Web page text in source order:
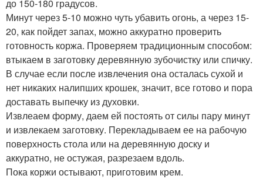
до 150-180 градусов.
Минут через 5-10 можно чуть убавить огонь, а через 15-
20, как пойдет запах, можно аккуратно проверить
готовность коржа. Проверяем традиционным способом:
втыкаем в заготовку деревянную зубочистку или спичку.
В случае если после извлечения она осталась сухой и
нет никаких налипших крошек, значит, все готово и пора
доставать выпечку из духовки.
Извлеаем форму, даем ей постоять от силы пару минут
и извлекаем заготовку. Перекладываем ее на рабочую
поверхность стола или на деревянную доску и
аккуратно, не остужая, разрезаем вдоль.
Пока коржи остывают, приготовим крем.